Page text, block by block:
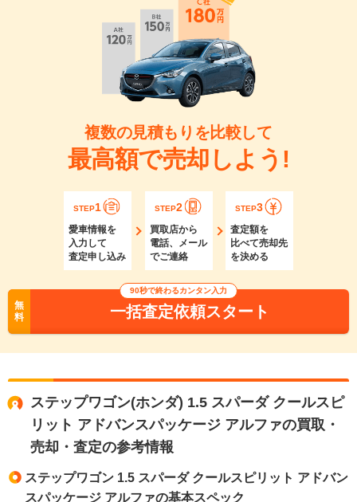
複数の見積もりを比較して
最高額で売却しよう!
STEP1
愛車情報を
入力して
査定申し込み
STEP2
買取店から
電話、メール
でご連絡
STEP3
査定額を
比べて売却先
を決める
無
料
90秒で終わるカンタン入力
一括査定依頼スタート
ステップワゴン(ホンダ) 1.5 スパーダ クールスピ
リット アドバンスパッケージ アルファの買取・
売却・査定の参考情報
ステップワゴン 1.5 スパーダ クールスピリット アドバン
スパッケージ アルファの基本スペック